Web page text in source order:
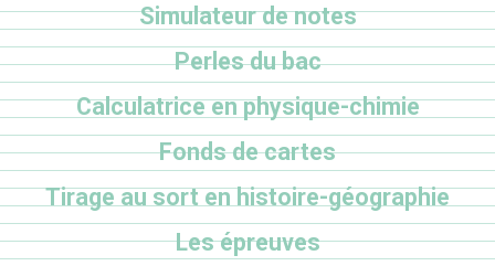
Simulateur de notes
Perles du bac
Calculatrice en physique-chimie
Fonds de cartes
Tirage au sort en histoire-géographie
Les épreuves